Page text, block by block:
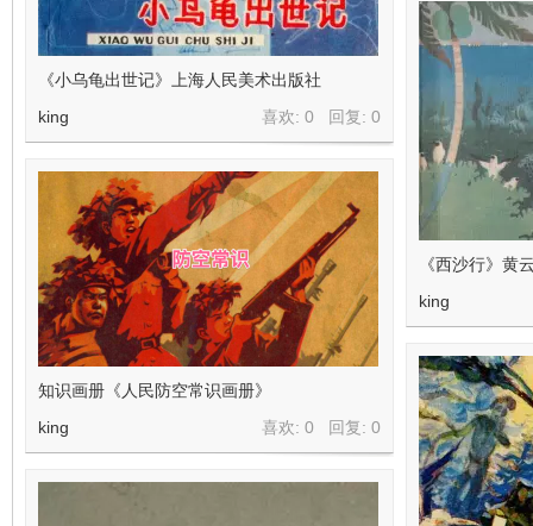
《小乌龟出世记》上海人民美术出版社
喜欢: 0 回复: 0
king
《西沙行》黄
king
知识画册《人民防空常识画册》
喜欢: 0 回复: 0
king